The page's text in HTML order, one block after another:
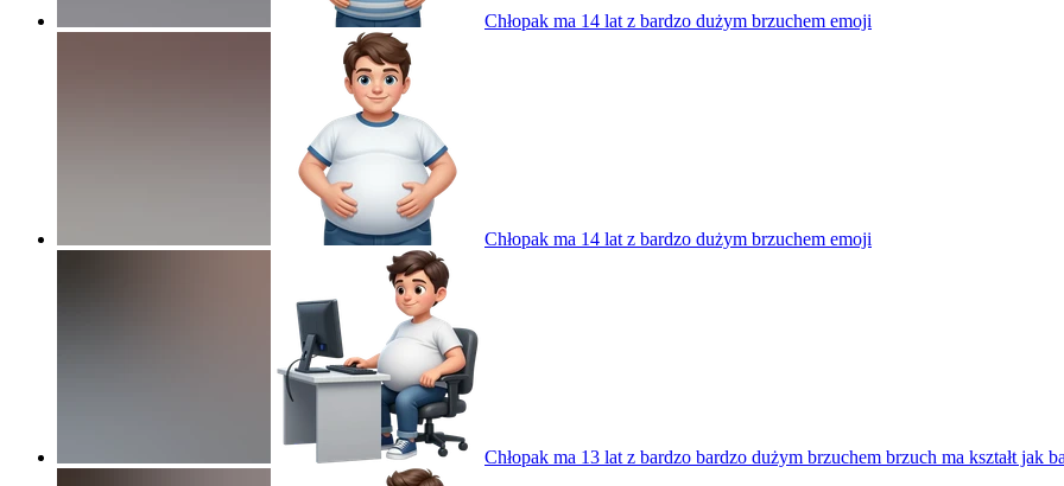
Chłopak ma 14 lat z bardzo dużym brzuchem emoji
Chłopak ma 14 lat z bardzo dużym brzuchem emoji
Chłopak ma 13 lat z bardzo bardzo dużym brzuchem brzuch ma kształt jak